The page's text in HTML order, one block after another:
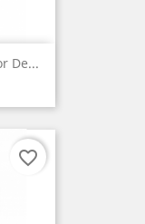
De...
favorite_border